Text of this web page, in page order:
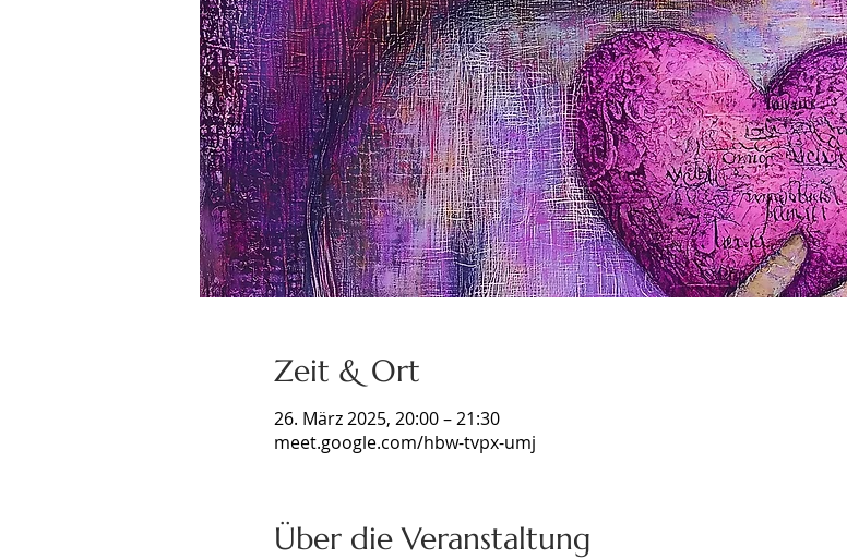
Zeit & Ort
26. März 2025, 20:00 – 21:30
meet.google.com/hbw-tvpx-umj
Über die Veranstaltung